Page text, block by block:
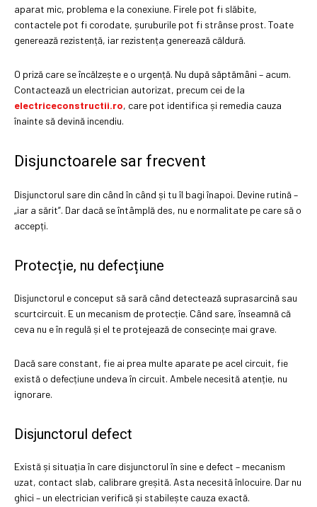
aparat mic, problema e la conexiune. Firele pot fi slăbite,
contactele pot fi corodate, șuruburile pot fi strânse prost. Toate
generează rezistență, iar rezistența generează căldură.
O priză care se încălzește e o urgență. Nu după săptămâni – acum.
Contactează un electrician autorizat, precum cei de la
electriceconstructii.ro, care pot identifica și remedia cauza
înainte să devină incendiu.
Disjunctoarele sar frecvent
Disjunctorul sare din când în când și tu îl bagi înapoi. Devine rutină –
„iar a sărit”. Dar dacă se întâmplă des, nu e normalitate pe care să o
accepți.
Protecție, nu defecțiune
Disjunctorul e conceput să sară când detectează suprasarcină sau
scurtcircuit. E un mecanism de protecție. Când sare, înseamnă că
ceva nu e în regulă și el te protejează de consecințe mai grave.
Dacă sare constant, fie ai prea multe aparate pe acel circuit, fie
există o defecțiune undeva în circuit. Ambele necesită atenție, nu
ignorare.
Disjunctorul defect
Există și situația în care disjunctorul în sine e defect – mecanism
uzat, contact slab, calibrare greșită. Asta necesită înlocuire. Dar nu
ghici – un electrician verifică și stabilește cauza exactă.